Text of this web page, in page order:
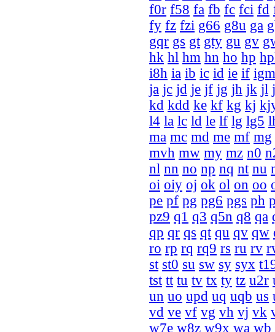
f0r f58 fa fb fc fci fd
fy fz fzi g66 g8u ga
gqr gs gt gty gu gv
hk hl hm hn ho hp
i8h ia ib ic id ie if igm
ja jc jd je jf jg jh jk jl
kd kdd ke kf kg kj
l4 la lc ld le lf lg lg5
ma mc md me mf mg
mvh mw my mz n0
nl nn no np nq nt nu
oi oiy oj ok ol on oo
pe pf pg pg6 pgs ph
pz9 q1 q3 q5n q8 qa
qp qr qs qt qu qv qw
ro rp rq rq9 rs ru rv
st st0 su sw sy syx
tst tt tu tv tx ty tz u2r
un uo upd uq uqb us
vd ve vf vg vh vj vk
w7e w8z w9x wa wb